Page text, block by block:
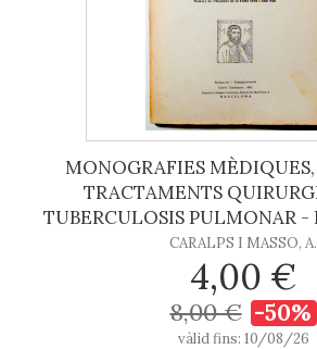
MONOGRAFIES
TRACTAMENTS
TUBERCULOSIS PULMONAR -
CARALPS I MASSO, A.
4,00 €
8,00 € -50%
vàlid fins: 10/08/26